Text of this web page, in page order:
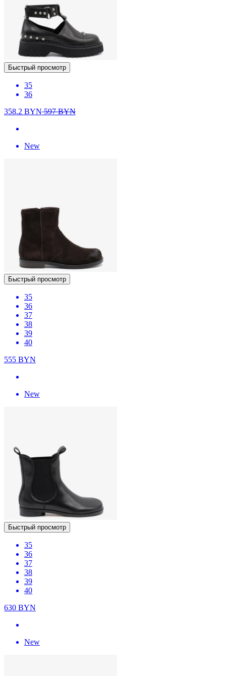
Быстрый просмотр
35
36
358.2 BYN597BYN
New
Быстрый просмотр
35
36
37
38
39
40
555 BYN
New
Быстрый просмотр
35
36
37
38
39
40
630 BYN
New